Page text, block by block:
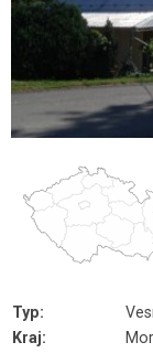
Typ:
Kraj: